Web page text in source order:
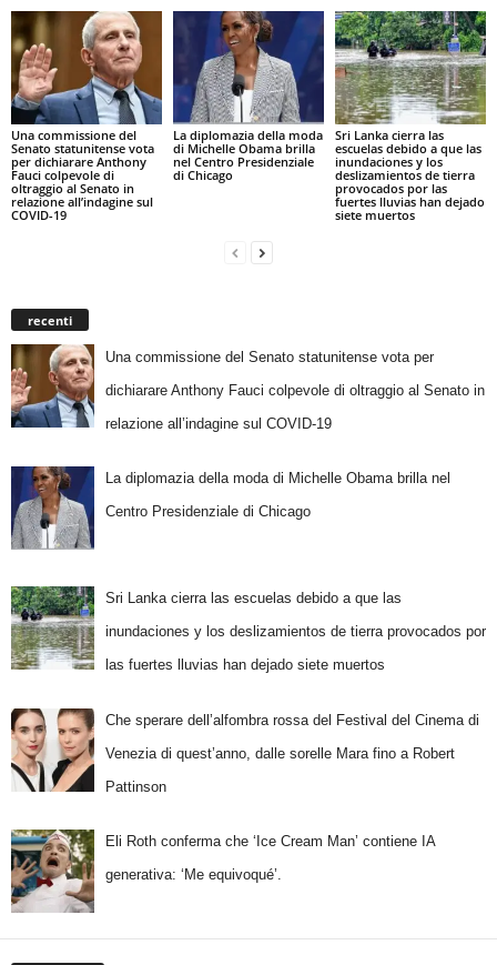
Una commissione del
Senato statunitense vota
per dichiarare Anthony
Fauci colpevole di
oltraggio al Senato in
relazione all’indagine sul
COVID-19
La diplomazia della moda
di Michelle Obama brilla
nel Centro Presidenziale
di Chicago
Sri Lanka cierra las
escuelas debido a que las
inundaciones y los
deslizamientos de tierra
provocados por las
fuertes lluvias han dejado
siete muertos
recenti
Una commissione del Senato statunitense vota per
dichiarare Anthony Fauci colpevole di oltraggio al Senato in
relazione all’indagine sul COVID-19
La diplomazia della moda di Michelle Obama brilla nel
Centro Presidenziale di Chicago
Sri Lanka cierra las escuelas debido a que las
inundaciones y los deslizamientos de tierra provocados por
las fuertes lluvias han dejado siete muertos
Che sperare dell’alfombra rossa del Festival del Cinema di
Venezia di quest’anno, dalle sorelle Mara fino a Robert
Pattinson
Eli Roth conferma che ‘Ice Cream Man’ contiene IA
generativa: ‘Me equivoqué’.